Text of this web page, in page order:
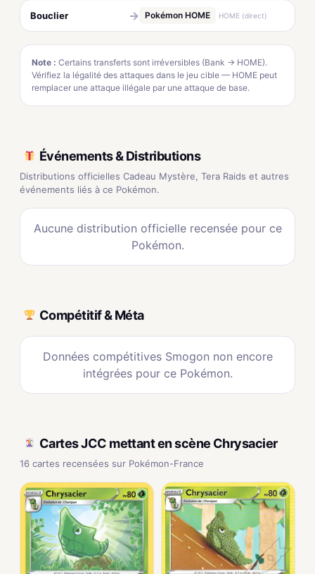
Bouclier → Pokémon HOME HOME (direct)
Note : Certains transferts sont irréversibles (Bank → HOME).
Vérifiez la légalité des attaques dans le jeu cible — HOME peut
remplacer une attaque illégale par une attaque de base.
Événements & Distributions
Distributions officielles Cadeau Mystère, Tera Raids et autres
événements liés à ce Pokémon.
Aucune distribution officielle recensée pour ce
Pokémon.
Compétitif & Méta
Données compétitives Smogon non encore
intégrées pour ce Pokémon.
Cartes JCC mettant en scène Chrysacier
16 cartes recensées sur Pokémon-France